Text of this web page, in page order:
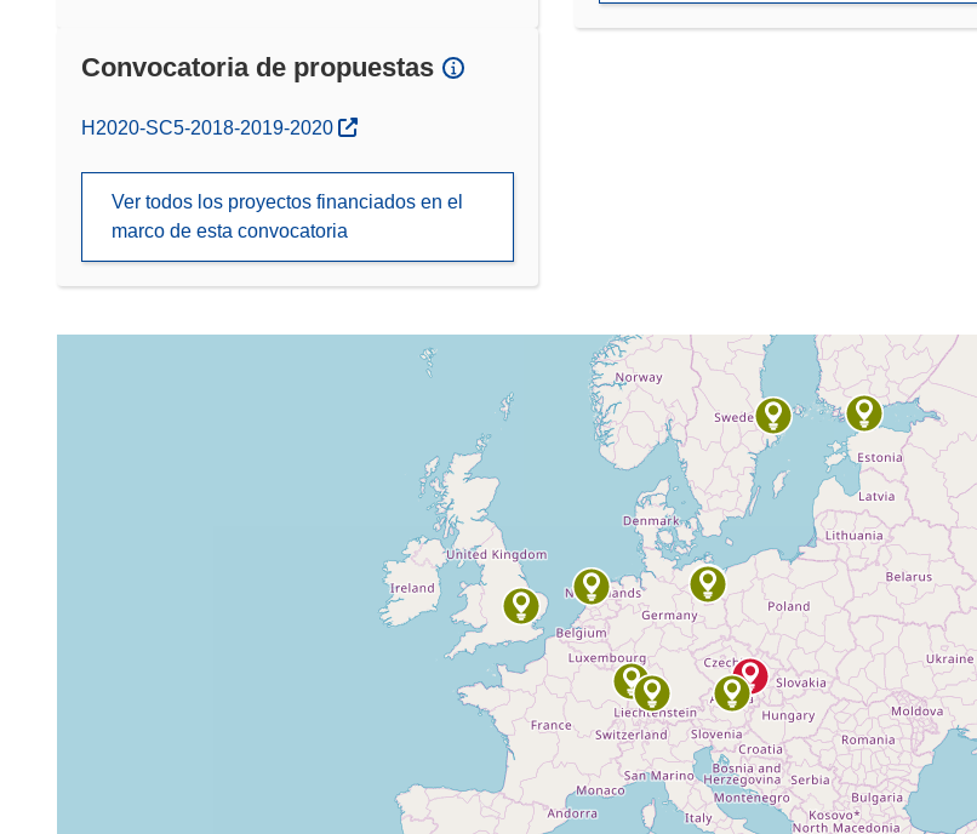
Convocatoria de propuestas
(se abrirá en una nueva ventana)
H2020-SC5-2018-2019-2020
Ver todos los proyectos financiados en el
marco de esta convocatoria